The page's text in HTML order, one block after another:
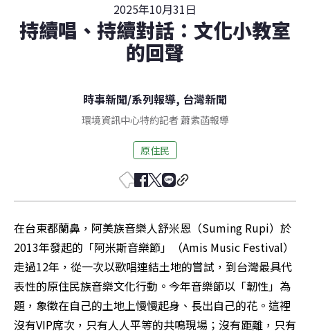
2025年10月31日
持續唱、持續對話：文化小教室
的回聲
時事新聞/系列報導, 台灣新聞
環境資訊中心特約記者 蕭紫菡報導
原住民
在台東都蘭鼻，阿美族音樂人舒米恩（Suming Rupi）於
2013年發起的「阿米斯音樂節」（Amis Music Festival）
走過12年，從一次以歌唱連結土地的嘗試，到台灣最具代
表性的原住民族音樂文化行動。今年音樂節以「韌性」為
題，象徵在自己的土地上慢慢起身、長出自己的花。這裡
沒有VIP席次，只有人人平等的共鳴現場；沒有距離，只有